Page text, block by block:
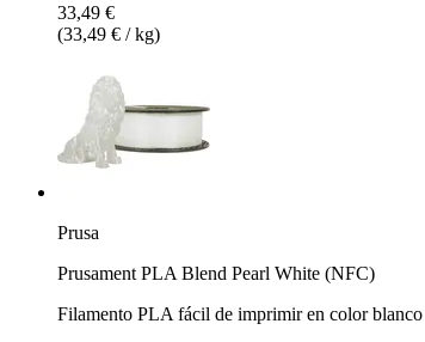
33,49 €
(33,49 € / kg)
Prusa
Prusament PLA Blend Pearl White (NFC)
Filamento PLA fácil de imprimir en color blanco